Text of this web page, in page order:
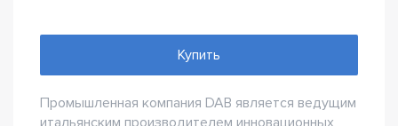
Купить
Промышленная компания DAB является ведущим
итальянским производителем инновационных